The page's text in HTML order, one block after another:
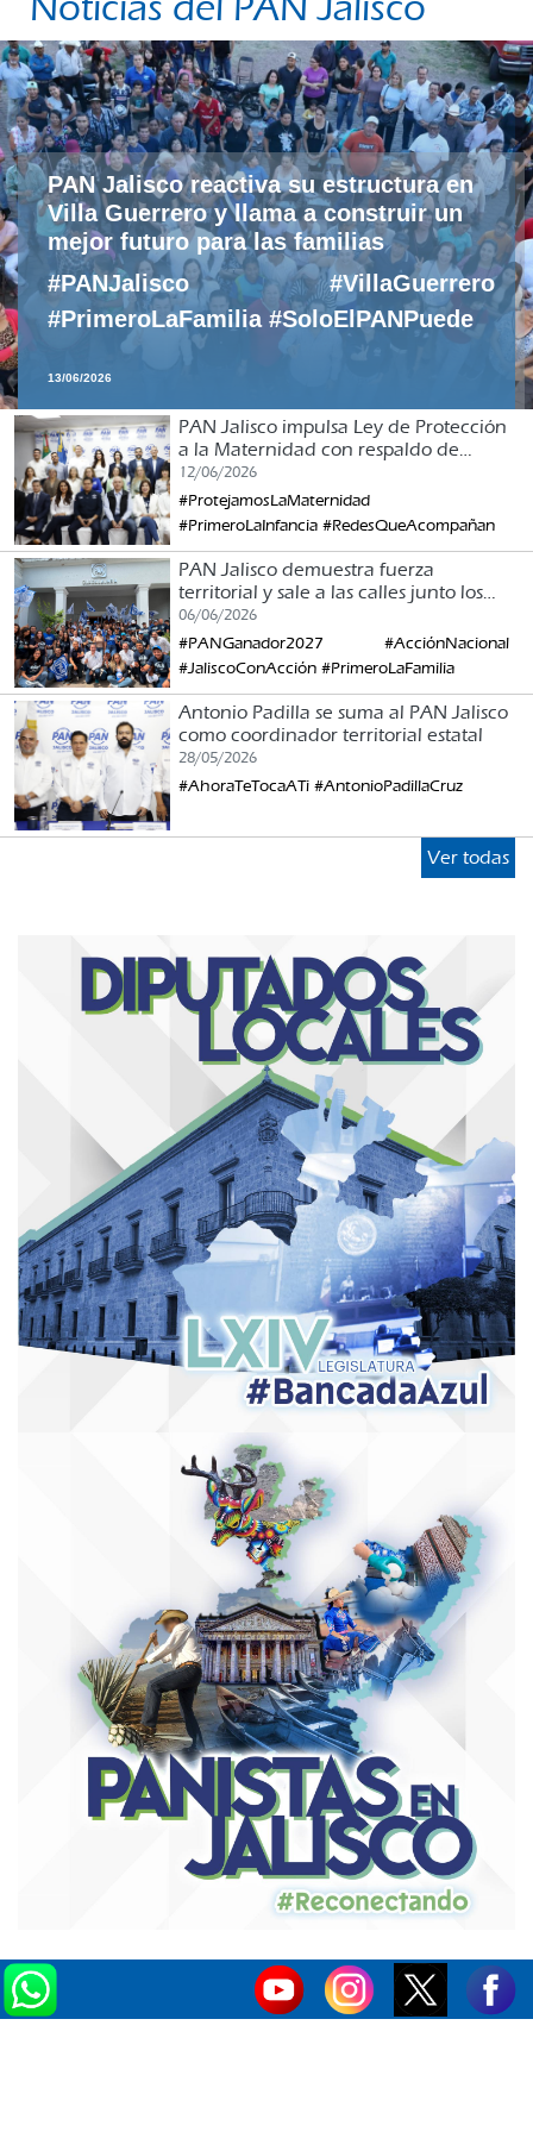
PAN Jalisco reactiva su estructura en
Villa Guerrero y llama a construir un
mejor futuro para las familias
#PANJalisco #VillaGuerrero
#PrimeroLaFamilia #SoloElPANPuede
13/06/2026
PAN Jalisco impulsa Ley de Protección
a la Maternidad con respaldo de
organizaciones civiles
12/06/2026
#ProtejamosLaMaternidad
#PrimeroLaInfancia #RedesQueAcompañan
PAN Jalisco demuestra fuerza
territorial y sale a las calles junto los
ciudadanos en el Primer Terremoto
Nacional
06/06/2026
#PANGanador2027 #AcciónNacional
#JaliscoConAcción #PrimeroLaFamilia
Antonio Padilla se suma al PAN Jalisco
como coordinador territorial estatal
28/05/2026
#AhoraTeTocaATi #AntonioPadillaCruz
Ver todas